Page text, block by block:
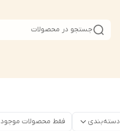
جستجو در محصولات
دسته‌بندی فقط محصولات موجود